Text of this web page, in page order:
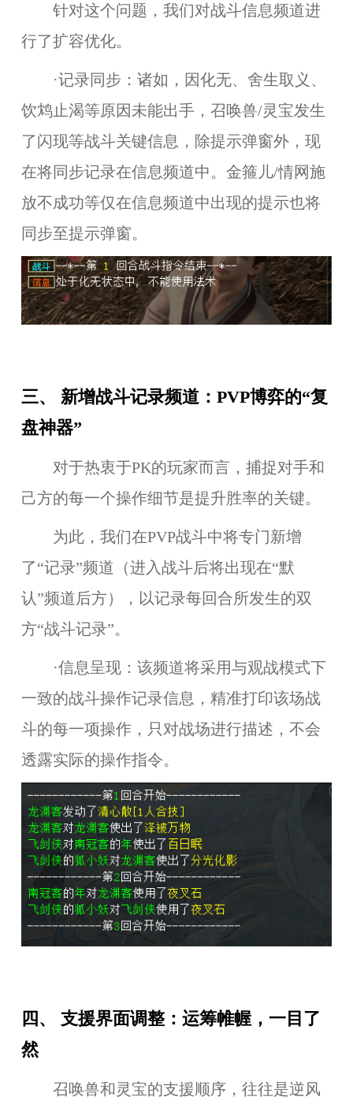
针对这个问题，我们对战斗信息频道进
行了扩容优化。
·记录同步：诸如，因化无、舍生取义、
饮鸩止渴等原因未能出手，召唤兽/灵宝发生
了闪现等战斗关键信息，除提示弹窗外，现
在将同步记录在信息频道中。金箍儿/情网施
放不成功等仅在信息频道中出现的提示也将
同步至提示弹窗。
三、 新增战斗记录频道：PVP博弈的“复
盘神器”
对于热衷于PK的玩家而言，捕捉对手和
己方的每一个操作细节是提升胜率的关键。
为此，我们在PVP战斗中将专门新增
了“记录”频道（进入战斗后将出现在“默
认”频道后方），以记录每回合所发生的双
方“战斗记录”。
·信息呈现：该频道将采用与观战模式下
一致的战斗操作记录信息，精准打印该场战
斗的每一项操作，只对战场进行描述，不会
透露实际的操作指令。
四、 支援界面调整：运筹帷幄，一目了
然
召唤兽和灵宝的支援顺序，往往是逆风